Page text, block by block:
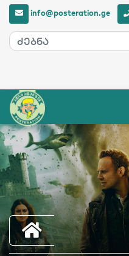
info@posteration.ge